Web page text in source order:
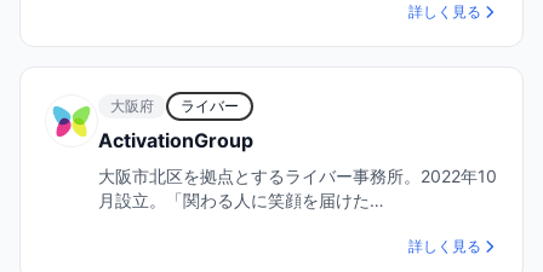
詳しく見る
大阪府 ライバー
ActivationGroup
大阪市北区を拠点とするライバー事務所。2022年10
月設立。「関わる人に笑顔を届けた…
詳しく見る